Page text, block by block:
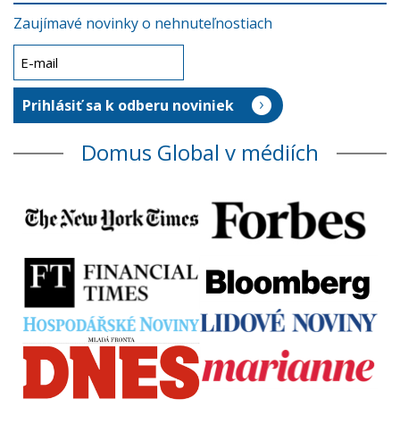
Zaujímavé novinky o nehnuteľnostiach
Domus Global v médiích